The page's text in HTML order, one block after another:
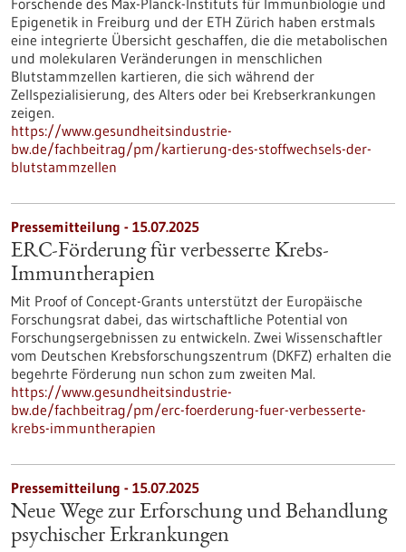
Forschende des Max-Planck-Instituts für Immunbiologie und
Epigenetik in Freiburg und der ETH Zürich haben erstmals
eine integrierte Übersicht geschaffen, die die metabolischen
und molekularen Veränderungen in menschlichen
Blutstammzellen kartieren, die sich während der
Zellspezialisierung, des Alters oder bei Krebserkrankungen
zeigen.
https://www.gesundheitsindustrie-
bw.de/fachbeitrag/pm/kartierung-des-stoffwechsels-der-
blutstammzellen
Pressemitteilung - 15.07.2025
ERC-Förderung für verbesserte Krebs-
Immuntherapien
Mit Proof of Concept-Grants unterstützt der Europäische
Forschungsrat dabei, das wirtschaftliche Potential von
Forschungsergebnissen zu entwickeln. Zwei Wissenschaftler
vom Deutschen Krebsforschungszentrum (DKFZ) erhalten die
begehrte Förderung nun schon zum zweiten Mal.
https://www.gesundheitsindustrie-
bw.de/fachbeitrag/pm/erc-foerderung-fuer-verbesserte-
krebs-immuntherapien
Pressemitteilung - 15.07.2025
Neue Wege zur Erforschung und Behandlung
psychischer Erkrankungen